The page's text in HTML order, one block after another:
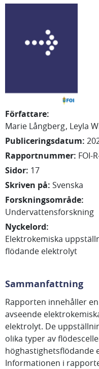
Författare:
Marie Långberg Leyla
Publiceringsdatum:
Rapportnummer: FOI-
Sidor: 17
Skriven på: Svenska
Forskningsområde:
Undervattensforskning
Nyckelord:
Elektrokemiska
flödande elektrolyt
Sammanfattning
Rapporten innehåller
avseende
elektrolyt. De
olika typer av
höghastighetsflödande
Informationen i